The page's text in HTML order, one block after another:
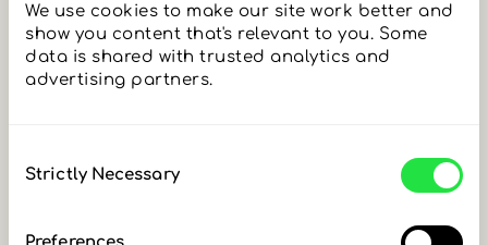
We use cookies to make our site work better and
show you content that's relevant to you. Some
data is shared with trusted analytics and
advertising partners.
Selection
Strictly Necessary
ΑΝΟΙΞΕ ΛΟΓΑΡΙΑΣΜΟ ZEN.COM